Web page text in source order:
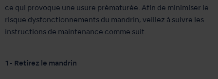
ce qui provoque une usure prématurée. Afin de minimiser le
risque dysfonctionnements du mandrin, veillez à suivre les
instructions de maintenance comme suit.
1- Retirez le mandrin